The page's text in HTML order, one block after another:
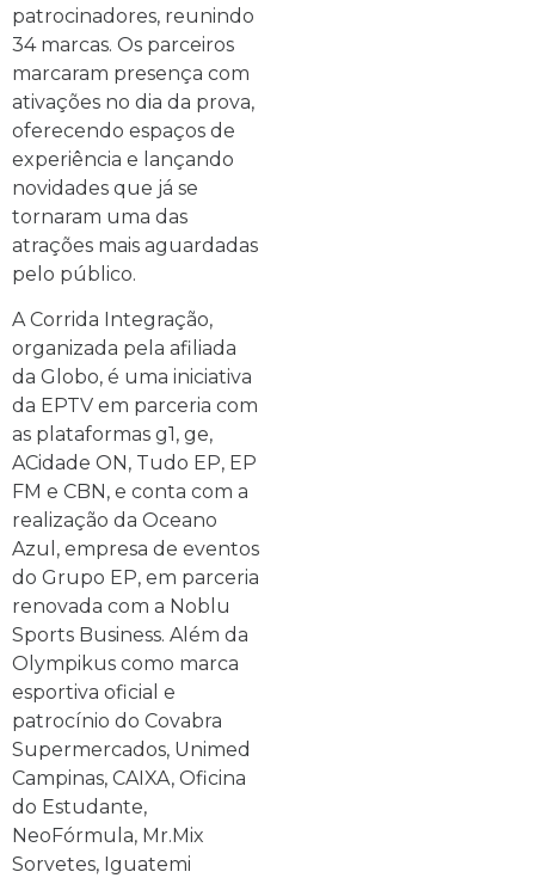
patrocinadores, reunindo
34 marcas. Os parceiros
marcaram presença com
ativações no dia da prova,
oferecendo espaços de
experiência e lançando
novidades que já se
tornaram uma das
atrações mais aguardadas
pelo público.
A Corrida Integração,
organizada pela afiliada
da Globo, é uma iniciativa
da EPTV em parceria com
as plataformas g1, ge,
ACidade ON, Tudo EP, EP
FM e CBN, e conta com a
realização da Oceano
Azul, empresa de eventos
do Grupo EP, em parceria
renovada com a Noblu
Sports Business. Além da
Olympikus como marca
esportiva oficial e
patrocínio do Covabra
Supermercados, Unimed
Campinas, CAIXA, Oficina
do Estudante,
NeoFórmula, Mr.Mix
Sorvetes, Iguatemi